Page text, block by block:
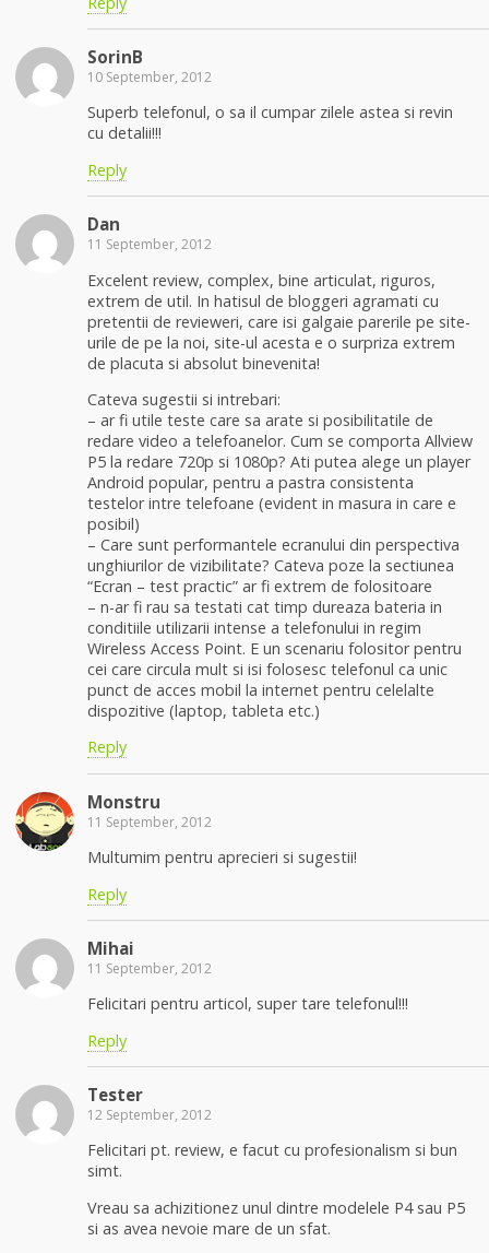
SorinB
10 September, 2012
Superb telefonul, o sa il cumpar zilele astea si revin
cu detalii!!!
Reply
Dan
11 September, 2012
Excelent review, complex, bine articulat, riguros,
extrem de util. In hatisul de bloggeri agramati cu
pretentii de revieweri, care isi galgaie parerile pe site-
urile de pe la noi, site-ul acesta e o surpriza extrem
de placuta si absolut binevenita!
Cateva sugestii si intrebari:
– ar fi utile teste care sa arate si posibilitatile de
redare video a telefoanelor. Cum se comporta Allview
P5 la redare 720p si 1080p? Ati putea alege un player
Android popular, pentru a pastra consistenta
testelor intre telefoane (evident in masura in care e
posibil)
– Care sunt performantele ecranului din perspectiva
unghiurilor de vizibilitate? Cateva poze la sectiunea
“Ecran – test practic” ar fi extrem de folositoare
– n-ar fi rau sa testati cat timp dureaza bateria in
conditiile utilizarii intense a telefonului in regim
Wireless Access Point. E un scenariu folositor pentru
cei care circula mult si isi folosesc telefonul ca unic
punct de acces mobil la internet pentru celelalte
dispozitive (laptop, tableta etc.)
Reply
Monstru
11 September, 2012
Multumim pentru aprecieri si sugestii!
Reply
Mihai
11 September, 2012
Felicitari pentru articol, super tare telefonul!!!
Reply
Tester
12 September, 2012
Felicitari pt. review, e facut cu profesionalism si bun
simt.
Vreau sa achizitionez unul dintre modelele P4 sau P5
si as avea nevoie mare de un sfat.